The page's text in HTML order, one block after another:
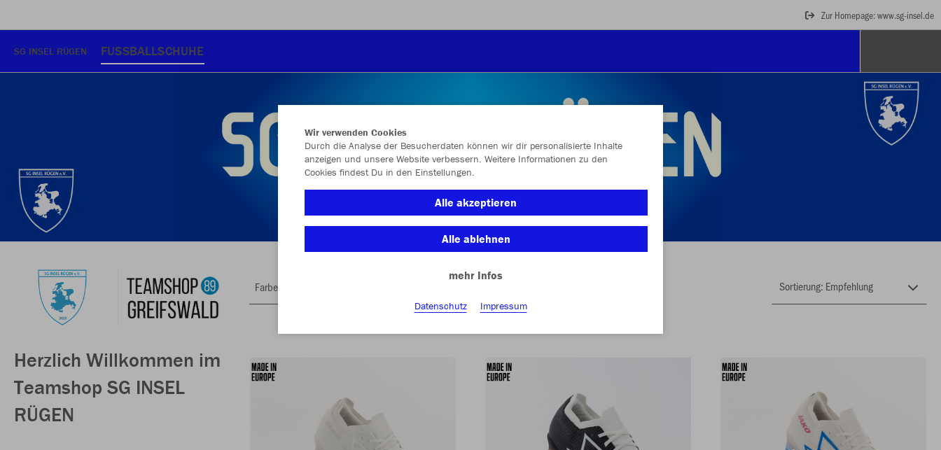
Zur Homepage: www.sg-insel.de
SG INSEL RÜGEN FUSSBALLSCHUHE
Herzlich Willkommen im
Teamshop SG INSEL
RÜGEN
Farbe
Wir verwenden Cookies
Durch die Analyse der Besucherdaten können wir dir personalisierte Inhalte
anzeigen und unsere Website verbessern. Weitere Informationen zu den
Cookies findest Du in den Einstellungen.
Alle akzeptieren
Alle ablehnen
mehr Infos
Datenschutz Impressum